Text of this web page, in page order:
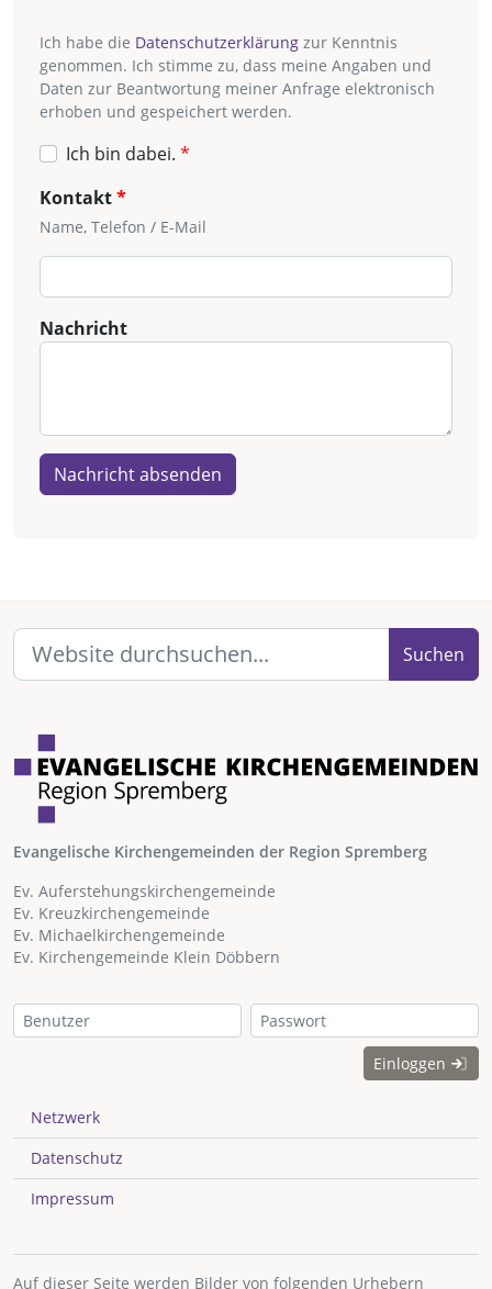
Ich habe die Datenschutzerklärung zur Kenntnis
genommen. Ich stimme zu, dass meine Angaben und
Daten zur Beantwortung meiner Anfrage elektronisch
erhoben und gespeichert werden.
Ich bin dabei.
Kontakt
Name, Telefon / E-Mail
Nachricht
Nachricht absenden
Suchen
Evangelische Kirchengemeinden der Region Spremberg
Ev. Auferstehungskirchengemeinde
Ev. Kreuzkirchengemeinde
Ev. Michaelkirchengemeinde
Ev. Kirchengemeinde Klein Döbbern
Einloggen
Netzwerk
Datenschutz
Impressum
Auf dieser Seite werden Bilder von folgenden Urhebern